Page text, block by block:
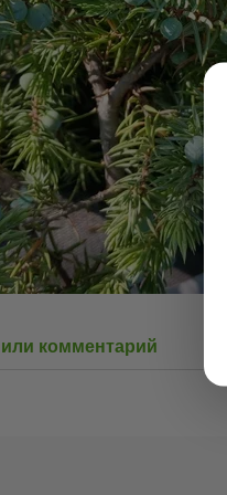
комментарий